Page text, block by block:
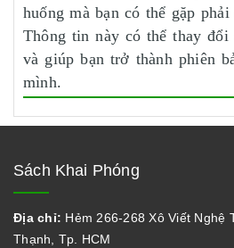
huống mà bạn có thể gặp
Thông tin này có thể thay đổi
và giúp bạn trở thành phiên
mình.
Sách Khai Phóng
Địa chỉ: Hẻm 266-268 Xô Viết Nghệ
Thạnh, Tp. HCM